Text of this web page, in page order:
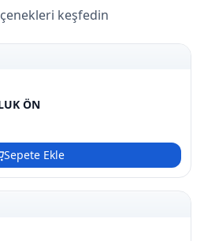
keşfedin
ÖN
Sepete Ekle